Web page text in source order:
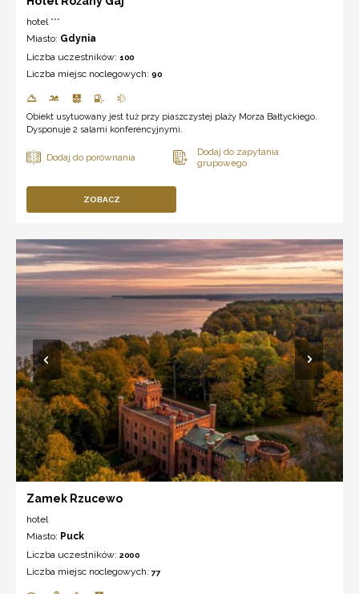
hotel ***
Miasto: Gdynia
Liczba uczestników: 100
Liczba miejsc noclegowych: 90
Obiekt usytuowany jest tuż przy piaszczystej plaży Morza Bałtyckiego.
Dysponuje 2 salami konferencyjnymi.
ZOBACZ
Zamek Rzucewo
hotel
Miasto: Puck
Liczba uczestników: 2000
Liczba miejsc noclegowych: 77